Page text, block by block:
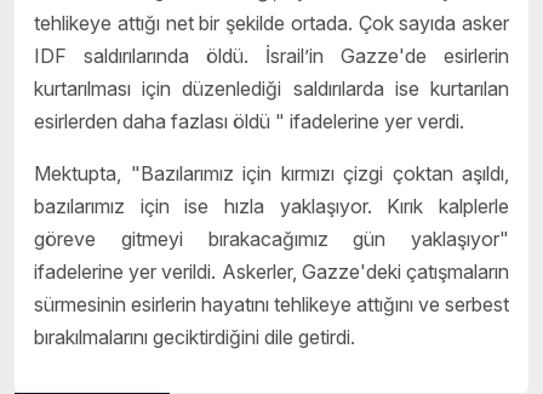
tehlikeye attığı net bir şekilde ortada. Çok sayıda asker
IDF saldırılarında öldü. İsrail’in Gazze'de esirlerin
kurtarılması için düzenlediği saldırılarda ise kurtarılan
esirlerden daha fazlası öldü " ifadelerine yer verdi.
Mektupta, "Bazılarımız için kırmızı çizgi çoktan aşıldı,
bazılarımız için ise hızla yaklaşıyor. Kırık kalplerle
göreve gitmeyi bırakacağımız gün yaklaşıyor"
ifadelerine yer verildi. Askerler, Gazze'deki çatışmaların
sürmesinin esirlerin hayatını tehlikeye attığını ve serbest
bırakılmalarını geciktirdiğini dile getirdi.